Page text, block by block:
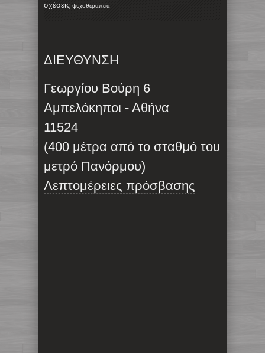
σχέσεις ψυχοθεραπεία
ΔΙΕΥΘΥΝΣΗ
Γεωργίου Βούρη 6
Αμπελόκηποι - Αθήνα
11524
(400 μέτρα από το σταθμό του
μετρό Πανόρμου)
Λεπτομέρειες πρόσβασης